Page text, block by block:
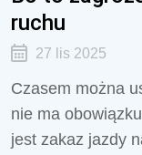
ruchu
27 lis 2025
Czasem można
nie ma
jest zakaz jazdy